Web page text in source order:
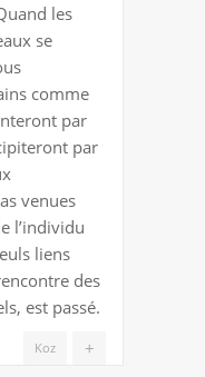
les
se
comme
par
par
venues
l’individu
liens
des
est passé.
+
Koz